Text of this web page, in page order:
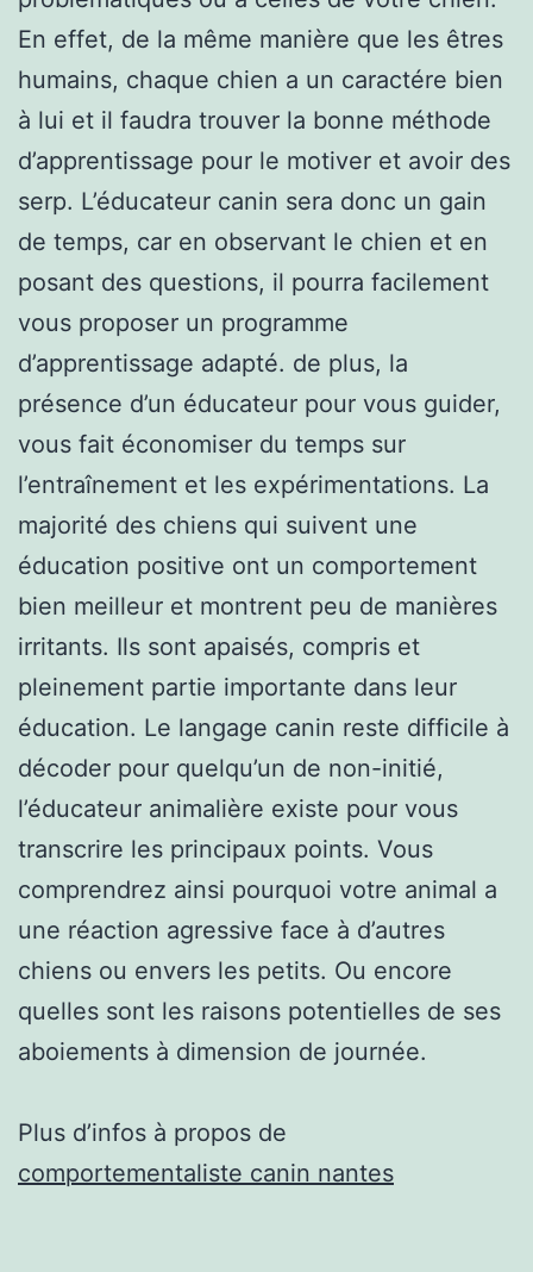
En effet, de la même manière que les êtres
humains, chaque chien a un caractére bien
à lui et il faudra trouver la bonne méthode
d’apprentissage pour le motiver et avoir des
serp. L’éducateur canin sera donc un gain
de temps, car en observant le chien et en
posant des questions, il pourra facilement
vous proposer un programme
d’apprentissage adapté. de plus, la
présence d’un éducateur pour vous guider,
vous fait économiser du temps sur
l’entraînement et les expérimentations. La
majorité des chiens qui suivent une
éducation positive ont un comportement
bien meilleur et montrent peu de manières
irritants. Ils sont apaisés, compris et
pleinement partie importante dans leur
éducation. Le langage canin reste difficile à
décoder pour quelqu’un de non-initié,
l’éducateur animalière existe pour vous
transcrire les principaux points. Vous
comprendrez ainsi pourquoi votre animal a
une réaction agressive face à d’autres
chiens ou envers les petits. Ou encore
quelles sont les raisons potentielles de ses
aboiements à dimension de journée.
Plus d’infos à propos de
comportementaliste canin nantes